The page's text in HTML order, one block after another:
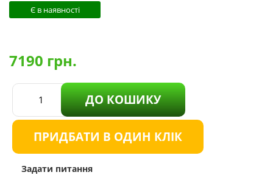
Є в наявності
7190 грн.
ДО КОШИКУ
ПРИДБАТИ В ОДИН КЛІК
Задати питання